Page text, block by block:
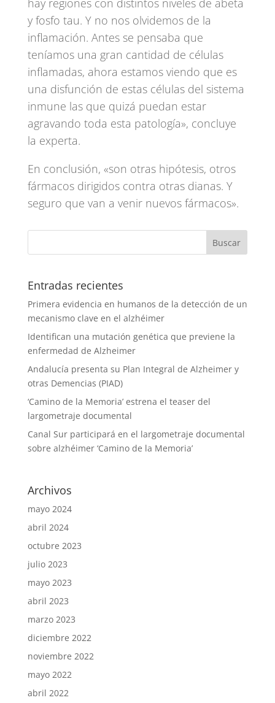
y fosfo tau. Y no nos olvidemos de la
inflamación. Antes se pensaba que
teníamos una gran cantidad de células
inflamadas, ahora estamos viendo que es
una disfunción de estas células del sistema
inmune las que quizá puedan estar
agravando toda esta patología», concluye
la experta.
En conclusión, «son otras hipótesis, otros
fármacos dirigidos contra otras dianas. Y
seguro que van a venir nuevos fármacos».
Entradas recientes
Primera evidencia en humanos de la detección de un
mecanismo clave en el alzhéimer
Identifican una mutación genética que previene la
enfermedad de Alzheimer
Andalucía presenta su Plan Integral de Alzheimer y
otras Demencias (PIAD)
‘Camino de la Memoria’ estrena el teaser del
largometraje documental
Canal Sur participará en el largometraje documental
sobre alzhéimer ‘Camino de la Memoria’
Archivos
mayo 2024
abril 2024
octubre 2023
julio 2023
mayo 2023
abril 2023
marzo 2023
diciembre 2022
noviembre 2022
mayo 2022
abril 2022